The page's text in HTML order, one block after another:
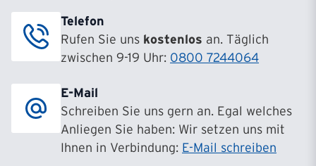
Telefon
Rufen Sie uns kostenlos an. Täglich
zwischen 9-19 Uhr: 0800 7244064
E-Mail
Schreiben Sie uns gern an. Egal welches
Anliegen Sie haben: Wir setzen uns mit
Ihnen in Verbindung: E-Mail schreiben